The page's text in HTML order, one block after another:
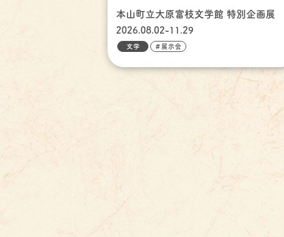
本山町立大原富枝文学館 特別企画展
2026.08.02-11.29
文学 ＃展示会